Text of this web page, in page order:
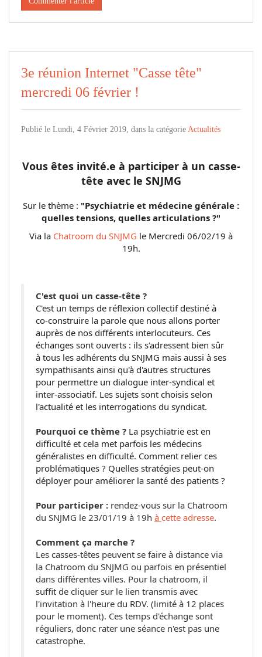
3e réunion Internet "Casse tête"
mercredi 06 février !
Publié le Lundi, 4 Février 2019, dans la catégorie Actualités
Vous êtes invité.e à participer à un casse-
tête avec le SNJMG
Sur le thème : "Psychiatrie et médecine générale :
quelles tensions, quelles articulations ?"
Via la Chatroom du SNJMG le Mercredi 06/02/19 à
19h.
C'est quoi un casse-tête ?
C'est un temps de réflexion collectif destiné à
co-construire la parole que nous allons porter
auprès de nos différents interlocuteurs. Ces
échanges sont ouverts : ils s'adressent bien sûr
à tous les adhérents du SNJMG mais aussi à ses
sympathisants ainsi qu'à d'autres structures
pour permettre un dialogue inter-syndical et
inter-associatif. Les sujets sont choisis selon
l'actualité et les interrogations du syndicat.
Pourquoi ce thème ? La psychiatrie est en
difficulté et cela met parfois les médecins
généralistes en difficulté. Comment relier ces
problématiques ? Quelles stratégies peut-on
déployer pour améliorer la santé des patients ?
Pour participer : rendez-vous sur la Chatroom
du SNJMG le 23/01/19 à 19h à cette adresse.
Comment ça marche ?
Les casses-têtes peuvent se faire à distance via
la Chatroom du SNJMG ou parfois en présentiel
dans différentes villes. Pour la chatroom, il
suffit de cliquer sur le lien transmis avec
l'invitation à l'heure du RDV. (limité à 12 places
pour le moment). Ces temps d'échange sont
réguliers, donc rater une séance n'est pas une
catastrophe.